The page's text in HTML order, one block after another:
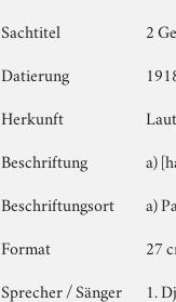
Sachtitel
2
Datierung
Herkunft
Beschriftung
a)
Beschriftungsort
a)
Format
27
Sprecher / Sänger
1.